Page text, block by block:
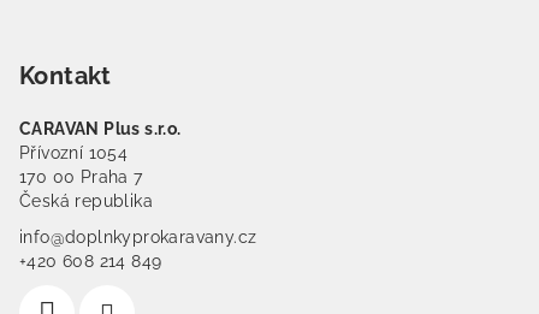
Kontakt
CARAVAN Plus s.r.o.
Přívozní 1054
170 00 Praha 7
Česká republika
info@doplnkyprokaravany.cz
+420 608 214 849